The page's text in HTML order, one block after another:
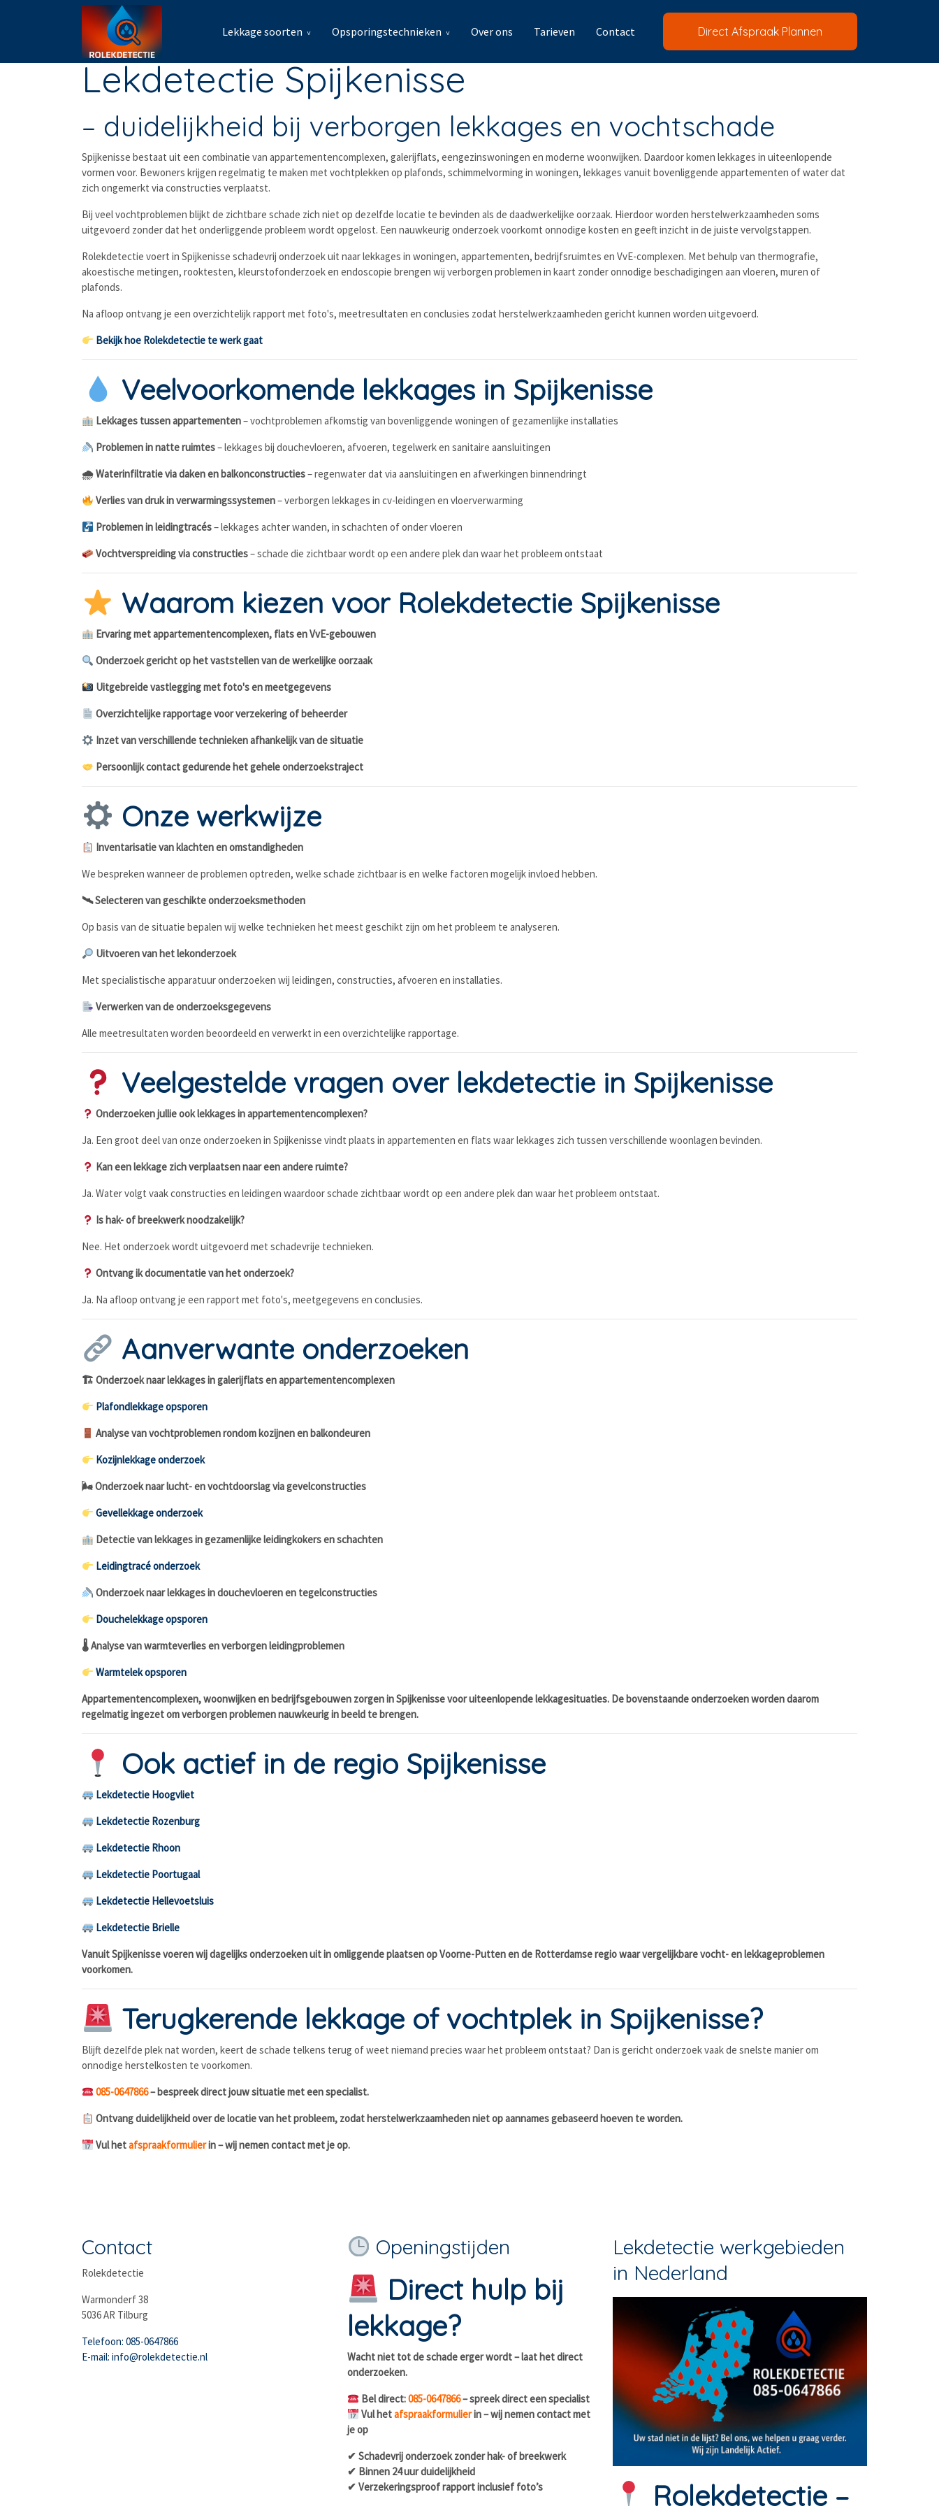
Lekkage soorten Opsporingstechnieken Over ons Tarieven Contact Direct Afspraak Plannen
Lekdetectie Spijkenisse
– duidelijkheid bij verborgen lekkages en vochtschade
Spijkenisse bestaat uit een combinatie van appartementencomplexen, galerijflats, eengezinswoningen en moderne woonwijken. Daardoor komen lekkages in uiteenlopende
vormen voor. Bewoners krijgen regelmatig te maken met vochtplekken op plafonds, schimmelvorming in woningen, lekkages vanuit bovenliggende appartementen of water dat
zich ongemerkt via constructies verplaatst.
Bij veel vochtproblemen blijkt de zichtbare schade zich niet op dezelfde locatie te bevinden als de daadwerkelijke oorzaak. Hierdoor worden herstelwerkzaamheden soms
uitgevoerd zonder dat het onderliggende probleem wordt opgelost. Een nauwkeurig onderzoek voorkomt onnodige kosten en geeft inzicht in de juiste vervolgstappen.
Rolekdetectie voert in Spijkenisse schadevrij onderzoek uit naar lekkages in woningen, appartementen, bedrijfsruimtes en VvE-complexen. Met behulp van thermografie,
akoestische metingen, rooktesten, kleurstofonderzoek en endoscopie brengen wij verborgen problemen in kaart zonder onnodige beschadigingen aan vloeren, muren of
plafonds.
Na afloop ontvang je een overzichtelijk rapport met foto's, meetresultaten en conclusies zodat herstelwerkzaamheden gericht kunnen worden uitgevoerd.
Bekijk hoe Rolekdetectie te werk gaat
Veelvoorkomende lekkages in Spijkenisse
Lekkages tussen appartementen– vochtproblemen afkomstig van bovenliggende woningen of gezamenlijke installaties
Problemen in natte ruimtes– lekkages bij douchevloeren, afvoeren, tegelwerk en sanitaire aansluitingen
🌧 Waterinfiltratie via daken en balkonconstructies– regenwater dat via aansluitingen en afwerkingen binnendringt
Verlies van druk in verwarmingssystemen– verborgen lekkages in cv-leidingen en vloerverwarming
Problemen in leidingtracés– lekkages achter wanden, in schachten of onder vloeren
Vochtverspreiding via constructies– schade die zichtbaar wordt op een andere plek dan waar het probleem ontstaat
Waarom kiezen voor Rolekdetectie Spijkenisse
Ervaring met appartementencomplexen, flats en VvE-gebouwen
Onderzoek gericht op het vaststellen van de werkelijke oorzaak
Uitgebreide vastlegging met foto's en meetgegevens
Overzichtelijke rapportage voor verzekering of beheerder
Inzet van verschillende technieken afhankelijk van de situatie
Persoonlijk contact gedurende het gehele onderzoekstraject
Onze werkwijze
Inventarisatie van klachten en omstandigheden
We bespreken wanneer de problemen optreden, welke schade zichtbaar is en welke factoren mogelijk invloed hebben.
🛰 Selecteren van geschikte onderzoeksmethoden
Op basis van de situatie bepalen wij welke technieken het meest geschikt zijn om het probleem te analyseren.
Uitvoeren van het lekonderzoek
Met specialistische apparatuur onderzoeken wij leidingen, constructies, afvoeren en installaties.
Verwerken van de onderzoeksgegevens
Alle meetresultaten worden beoordeeld en verwerkt in een overzichtelijke rapportage.
Veelgestelde vragen over lekdetectie in Spijkenisse
Onderzoeken jullie ook lekkages in appartementencomplexen?
Ja. Een groot deel van onze onderzoeken in Spijkenisse vindt plaats in appartementen en flats waar lekkages zich tussen verschillende woonlagen bevinden.
Kan een lekkage zich verplaatsen naar een andere ruimte?
Ja. Water volgt vaak constructies en leidingen waardoor schade zichtbaar wordt op een andere plek dan waar het probleem ontstaat.
Is hak- of breekwerk noodzakelijk?
Nee. Het onderzoek wordt uitgevoerd met schadevrije technieken.
Ontvang ik documentatie van het onderzoek?
Ja. Na afloop ontvang je een rapport met foto's, meetgegevens en conclusies.
Aanverwante onderzoeken
🏗 Onderzoek naar lekkages in galerijflats en appartementencomplexen
Plafondlekkage opsporen
Analyse van vochtproblemen rondom kozijnen en balkondeuren
Kozijnlekkage onderzoek
🌬 Onderzoek naar lucht- en vochtdoorslag via gevelconstructies
Gevellekkage onderzoek
Detectie van lekkages in gezamenlijke leidingkokers en schachten
Leidingtracé onderzoek
Onderzoek naar lekkages in douchevloeren en tegelconstructies
Douchelekkage opsporen
🌡 Analyse van warmteverlies en verborgen leidingproblemen
Warmtelek opsporen
Appartementencomplexen, woonwijken en bedrijfsgebouwen zorgen in Spijkenisse voor uiteenlopende lekkagesituaties. De bovenstaande onderzoeken worden daarom
regelmatig ingezet om verborgen problemen nauwkeurig in beeld te brengen.
Ook actief in de regio Spijkenisse
Lekdetectie Hoogvliet
Lekdetectie Rozenburg
Lekdetectie Rhoon
Lekdetectie Poortugaal
Lekdetectie Hellevoetsluis
Lekdetectie Brielle
Vanuit Spijkenisse voeren wij dagelijks onderzoeken uit in omliggende plaatsen op Voorne-Putten en de Rotterdamse regio waar vergelijkbare vocht- en lekkageproblemen
voorkomen.
Terugkerende lekkage of vochtplek in Spijkenisse?
Blijft dezelfde plek nat worden, keert de schade telkens terug of weet niemand precies waar het probleem ontstaat? Dan is gericht onderzoek vaak de snelste manier om
onnodige herstelkosten te voorkomen.
085-0647866– bespreek direct jouw situatie met een specialist.
Ontvang duidelijkheid over de locatie van het probleem, zodat herstelwerkzaamheden niet op aannames gebaseerd hoeven te worden.
Vul hetafspraakformulierin – wij nemen contact met je op.
Contact
Rolekdetectie
Warmonderf 38
5036 AR Tilburg
Telefoon: 085-0647866
E-mail: info@rolekdetectie.nl
Openingstijden
Direct hulp bij
lekkage?
Wacht niet tot de schade erger wordt – laat het direct
onderzoeken.
Bel direct:085-0647866– spreek direct een specialist
Vul hetafspraakformulierin – wij nemen contact met
je op
✔ Schadevrij onderzoek zonder hak- of breekwerk
✔ Binnen 24 uur duidelijkheid
✔ Verzekeringsproof rapport inclusief foto’s
Lekdetectie werkgebieden
in Nederland
Rolekdetectie –